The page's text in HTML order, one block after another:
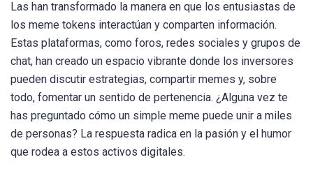
Las han transformado la manera en que los entusiastas de
los meme tokens interactúan y comparten información.
Estas plataformas, como foros, redes sociales y grupos de
chat, han creado un espacio vibrante donde los inversores
pueden discutir estrategias, compartir memes y, sobre
todo, fomentar un sentido de pertenencia. ¿Alguna vez te
has preguntado cómo un simple meme puede unir a miles
de personas? La respuesta radica en la pasión y el humor
que rodea a estos activos digitales.